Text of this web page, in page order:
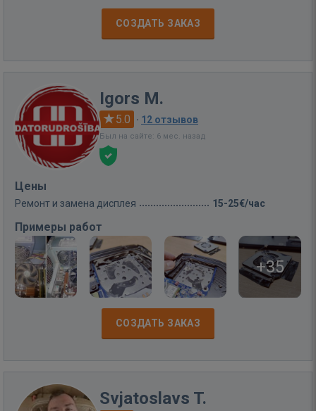
СОЗДАТЬ ЗАКАЗ
Igors M.
5.0 · 12 отзывов
Был на сайте: 6 мес. назад
Цены
Ремонт и замена дисплея 15-25€/час
Примеры работ
+35
СОЗДАТЬ ЗАКАЗ
Svjatoslavs T.